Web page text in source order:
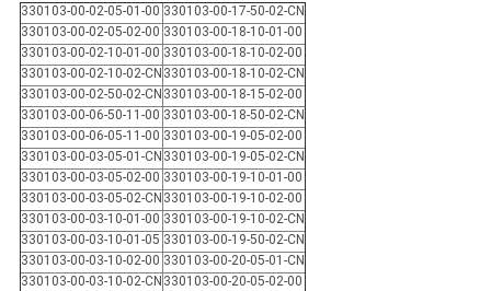
330103-00-02-05-01-00 330103-00-17-50-02-CN
330103-00-02-05-02-00 330103-00-18-10-01-00
330103-00-02-10-01-00 330103-00-18-10-02-00
330103-00-02-10-02-CN 330103-00-18-10-02-CN
330103-00-02-50-02-CN 330103-00-18-15-02-00
330103-00-06-50-11-00 330103-00-18-50-02-CN
330103-00-06-05-11-00 330103-00-19-05-02-00
330103-00-03-05-01-CN 330103-00-19-05-02-CN
330103-00-03-05-02-00 330103-00-19-10-01-00
330103-00-03-05-02-CN 330103-00-19-10-02-00
330103-00-03-10-01-00 330103-00-19-10-02-CN
330103-00-03-10-01-05 330103-00-19-50-02-CN
330103-00-03-10-02-00 330103-00-20-05-01-CN
330103-00-03-10-02-CN 330103-00-20-05-02-00